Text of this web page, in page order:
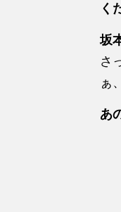
く
坂
さ
ぁ
あ